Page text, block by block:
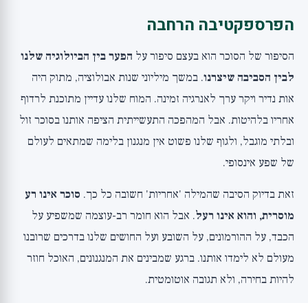
הפרספקטיבה הרחבה
הסיפור של הסוכר הוא בעצם סיפור על הפער בין הביולוגיה שלנו
לבין הסביבה שיצרנו. במשך מיליוני שנות אבולוציה, מתוק היה
אות נדיר ויקר ערך לאנרגיה זמינה. המוח שלנו עדיין מתוכנת לרדוף
אחריו בלהיטות. אבל המהפכה התעשייתית הציפה אותנו בסוכר זול
ובלתי מוגבל, ולגוף שלנו פשוט אין מנגנון בלימה שמתאים לעולם
של שפע אינסופי.
זאת בדיוק הסיבה שהמילה 'אחריות' חשובה כל כך. סוכר אינו רע
מוסרית, והוא אינו רעל. אבל הוא חומר רב-עוצמה שמשפיע על
הכבד, על ההורמונים, על השובע ועל החושים שלנו בדרכים שרובנו
מעולם לא לימדו אותנו. ברגע שמבינים את המנגנונים, האוכל חוזר
להיות בחירה, ולא תגובה אוטומטית.